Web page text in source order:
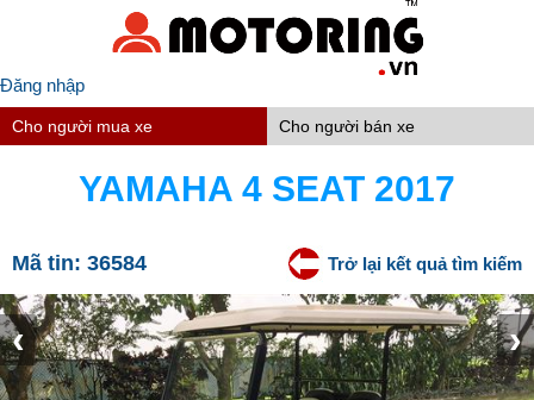
Đăng nhập
Cho người mua xe Cho người bán xe
YAMAHA 4 SEAT 2017
Mã tin: 36584 Trở lại kết quả tìm kiếm
‹ ›